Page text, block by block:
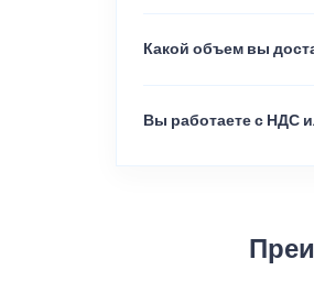
Какой объем вы
Вы работаете с НДС